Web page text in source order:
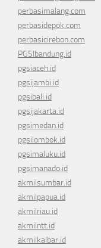
perbasimalang.com
perbasidepok.com
perbasicirebon.com
PGSIbandung.id
pgsiaceh.id
pgsijambi.id
pgsibali.id
pgsijakarta.id
pgsimedan.id
pgsilombok.id
pgsimaluku.id
pgsimanado.id
akmilsumbar.id
akmilpapua.id
akmilriau.id
akmilntt.id
akmilkalbar.id